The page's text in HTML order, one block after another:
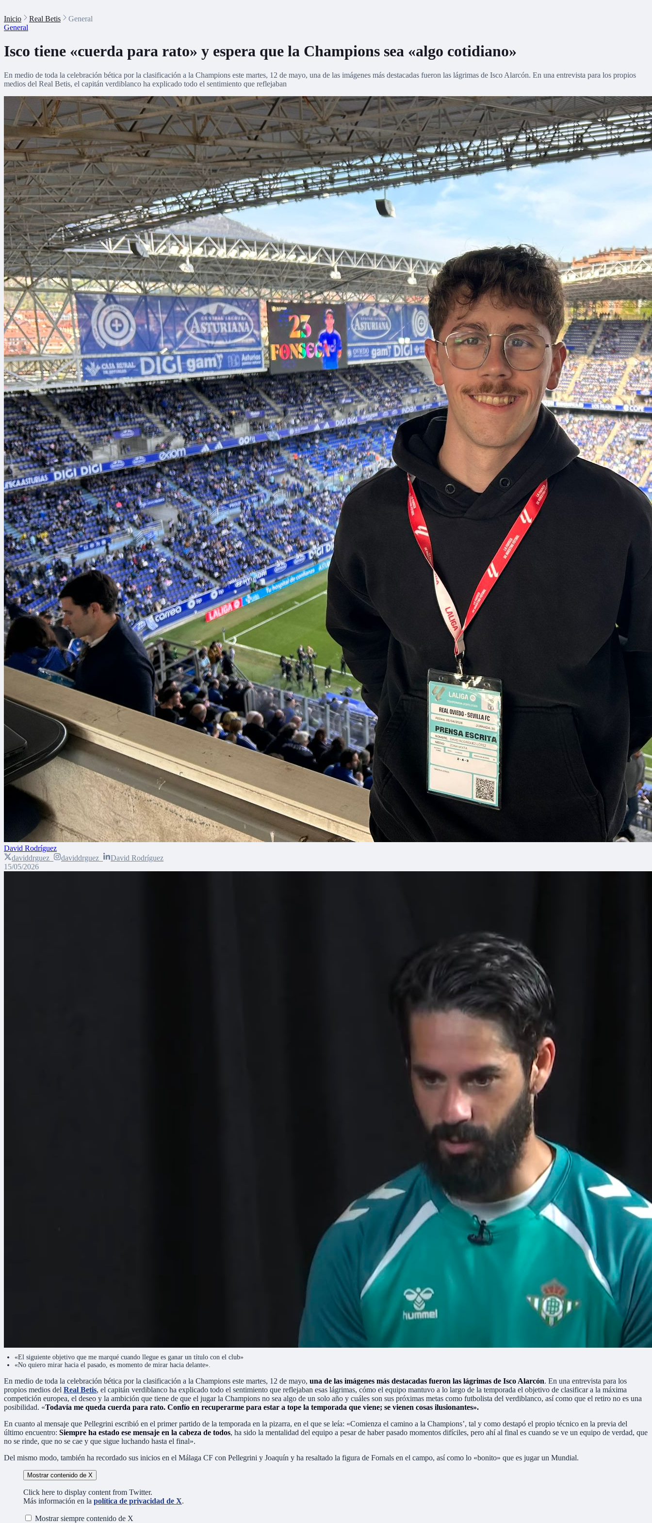
Inicio Real Betis
General
General
Isco tiene «cuerda para rato» y espera que la Champions sea «algo cotidiano»
En medio de toda la celebración bética por la clasificación a la Champions este martes, 12 de mayo, una de las imágenes más destacadas fueron las lágrimas de Isco Alarcón. En una entrevista para los propios
medios del Real Betis, el capitán verdiblanco ha explicado todo el sentimiento que reflejaban
David Rodríguez
daviddrguez_
daviddrguez_
David Rodríguez
15/05/2026
«El siguiente objetivo que me marqué cuando llegue es ganar un título con el club»
«No quiero mirar hacia el pasado, es momento de mirar hacia delante».
En medio de toda la celebración bética por la clasificación a la Champions este martes, 12 de mayo, una de las imágenes más destacadas fueron las lágrimas de Isco Alarcón. En una entrevista para los
propios medios del Real Betis, el capitán verdiblanco ha explicado todo el sentimiento que reflejaban esas lágrimas, cómo el equipo mantuvo a lo largo de la temporada el objetivo de clasificar a la máxima
competición europea, el deseo y la ambición que tiene de que el jugar la Champions no sea algo de un solo año y cuáles son sus próximas metas como futbolista del verdiblanco, así como que el retiro no es una
posibilidad. «Todavía me queda cuerda para rato. Confío en recuperarme para estar a tope la temporada que viene; se vienen cosas ilusionantes».
En cuanto al mensaje que Pellegrini escribió en el primer partido de la temporada en la pizarra, en el que se leía: «Comienza el camino a la Champions’, tal y como destapó el propio técnico en la previa del
último encuentro: Siempre ha estado ese mensaje en la cabeza de todos, ha sido la mentalidad del equipo a pesar de haber pasado momentos difíciles, pero ahí al final es cuando se ve un equipo de verdad, que
no se rinde, que no se cae y que sigue luchando hasta el final».
Del mismo modo, también ha recordado sus inicios en el Málaga CF con Pellegrini y Joaquín y ha resaltado la figura de Fornals en el campo, así como lo «bonito» que es jugar un Mundial.
Mostrar contenido de X
Click here to display content from Twitter.
Más información en la política de privacidad de X.
Mostrar siempre contenido de X